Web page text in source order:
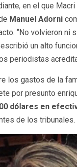
en el que
Manuel Adorni
“No volvieron ni
un alto
periodistas
los gastos de la
por presunto
dólares en
de los tribunales.